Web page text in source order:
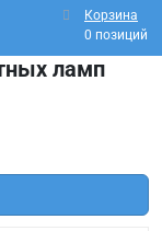
Корзина
0 позиций
ламп